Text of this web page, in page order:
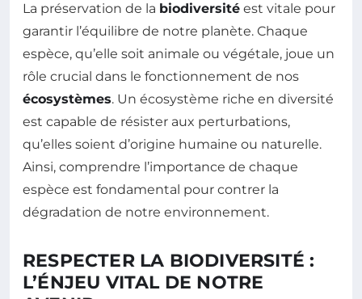
La préservation de la biodiversité est vitale pour
garantir l’équilibre de notre planète. Chaque
espèce, qu’elle soit animale ou végétale, joue un
rôle crucial dans le fonctionnement de nos
écosystèmes. Un écosystème riche en diversité
est capable de résister aux perturbations,
qu’elles soient d’origine humaine ou naturelle.
Ainsi, comprendre l’importance de chaque
espèce est fondamental pour contrer la
dégradation de notre environnement.
RESPECTER LA BIODIVERSITÉ :
L’ÉNJEU VITAL DE NOTRE